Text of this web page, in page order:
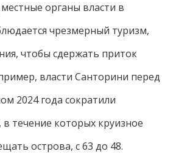
органы власти в
чрезмерный туризм,
чтобы сдержать приток
власти Санторини перед
2024 года сократили
в течение которых круизное
острова, с 63 до 48.